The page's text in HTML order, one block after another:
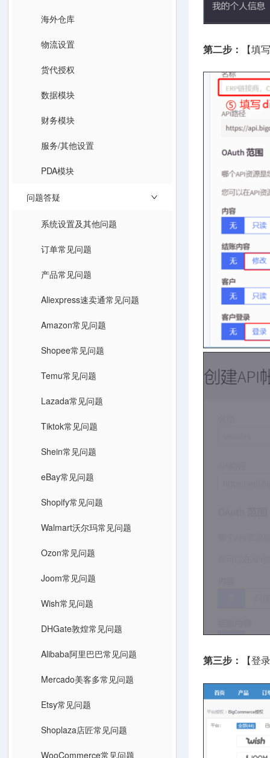
海外仓库
物流设置
货代授权
数据模块
财务模块
服务/其他设置
PDA模块
问题答疑
系统设置及其他问题
订单常见问题
产品常见问题
Aliexpress速卖通常见问题
Amazon常见问题
Shopee常见问题
Temu常见问题
Lazada常见问题
Tiktok常见问题
Shein常见问题
eBay常见问题
Shopify常见问题
Walmart沃尔玛常见问题
Ozon常见问题
Joom常见问题
Wish常见问题
DHGate敦煌常见问题
Alibaba阿里巴巴常见问题
Mercado美客多常见问题
Etsy常见问题
Shoplaza店匠常见问题
WooCommerce常见问题
第二步： 【填
第三步： 【登